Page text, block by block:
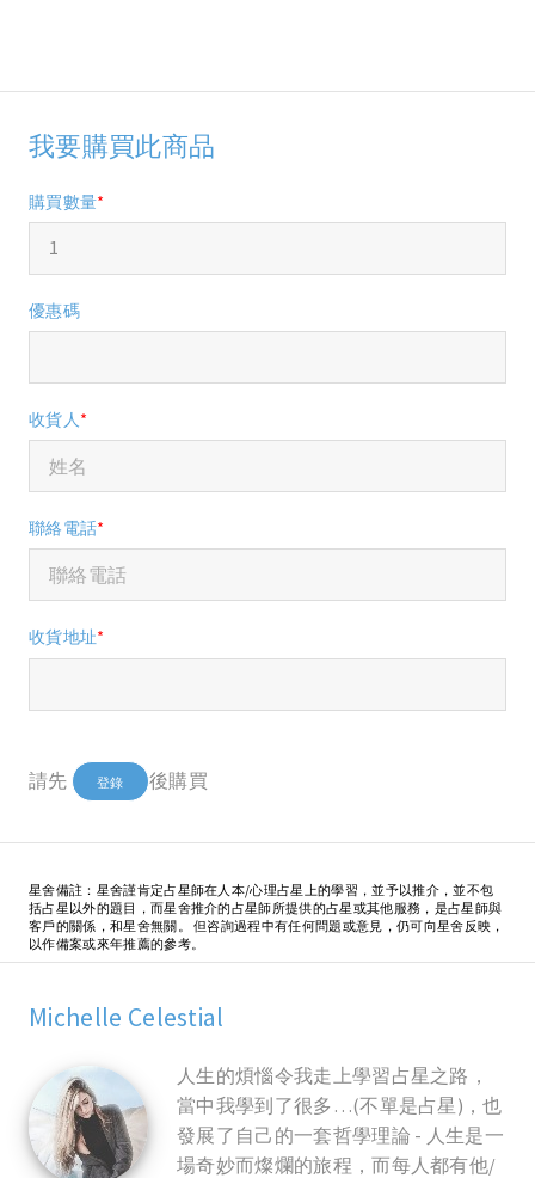
我要購買此商品
購買數量*
優惠碼
收貨人*
聯絡電話*
收貨地址*
請先 登錄 後購買
星舍備註：星舍謹肯定占星師在人本/心理占星上的學習，並予以推介，並不包
括占星以外的題目，而星舍推介的占星師所提供的占星或其他服務，是占星師與
客戶的關係，和星舍無關。 但咨詢過程中有任何問題或意見，仍可向星舍反映，
以作備案或來年推薦的參考。
Michelle Celestial
人生的煩惱令我走上學習占星之路，
當中我學到了很多…(不單是占星)，也
發展了自己的一套哲學理論 - 人生是一
場奇妙而燦爛的旅程，而每人都有他/